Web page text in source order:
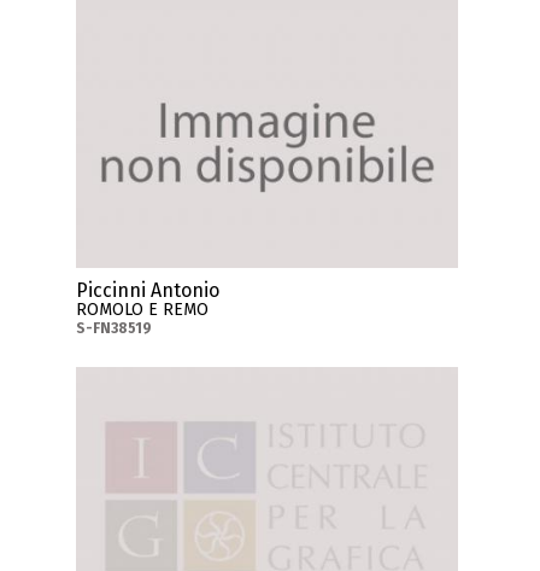
Piccinni Antonio
ROMOLO E REMO
S-FN38519